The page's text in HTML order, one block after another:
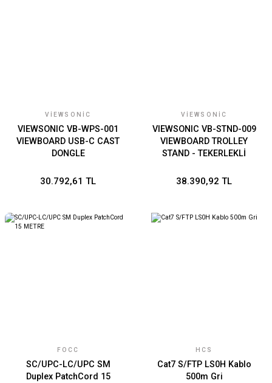
VIEWSONIC
VIEWSONIC VB-WPS-001
VIEWBOARD USB-C CAST
DONGLE
30.792,61 TL
VIEWSONIC
VIEWSONIC VB-STND-009
VIEWBOARD TROLLEY
STAND - TEKERLEKLİ
38.390,92 TL
FOCC
SC/UPC-LC/UPC SM
Duplex PatchCord 15
HCS
Cat7 S/FTP LS0H Kablo
500m Gri